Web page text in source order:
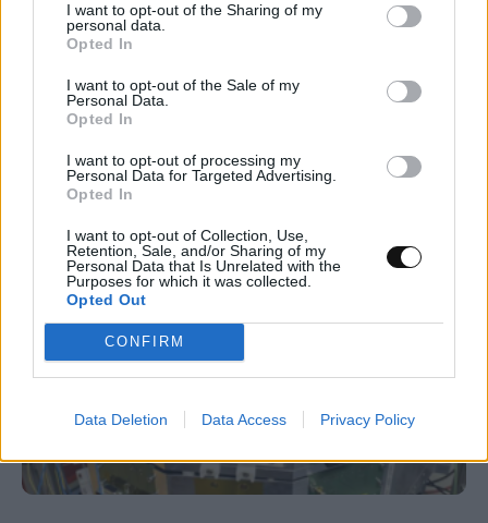
I want to opt-out of the Sharing of my
personal data.
Opted In
I want to opt-out of the Sale of my
Personal Data.
Opted In
I want to opt-out of processing my
Personal Data for Targeted Advertising.
Opted In
I want to opt-out of Collection, Use,
Retention, Sale, and/or Sharing of my
Personal Data that Is Unrelated with the
Purposes for which it was collected.
Opted Out
CONFIRM
Data Deletion Data Access Privacy Policy
Android τηλέφωνα τον Σεπτέμβριο
ΤΕΧΝΟΛΟΓΊΑ 13:00, 07/08/2026